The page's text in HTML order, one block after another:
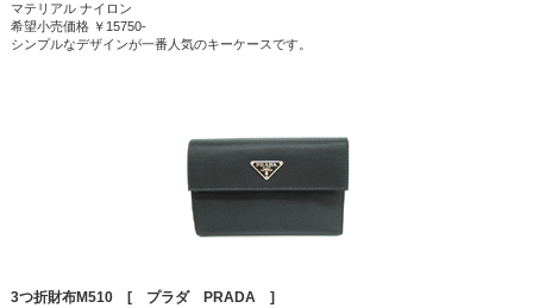
マテリアル ナイロン
希望小売価格 ￥15750-
シンプルなデザインが一番人気のキーケースです。
3つ折財布M510 [ プラダ PRADA ]